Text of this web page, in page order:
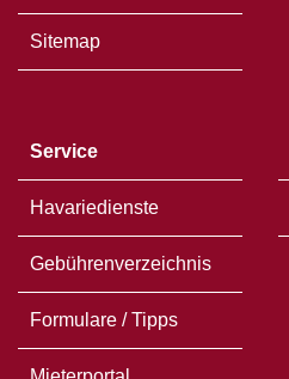
Sitemap
Service
Havariedienste
Gebührenverzeichnis
Formulare / Tipps